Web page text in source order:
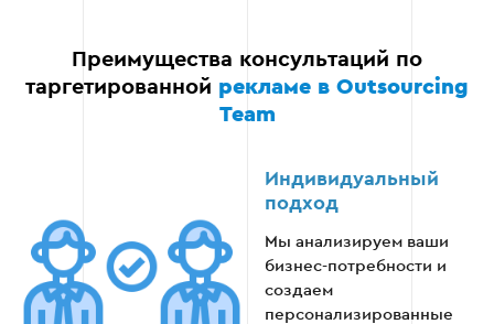
связи.
Этап 4
Этап 5: Отчетность и рекомендации
Преимущества консультаций по
таргетированной рекламе в Outsourcing
Team
Индивидуальный
подход
Мы анализируем ваши
бизнес-потребности и
создаем
персонализированные